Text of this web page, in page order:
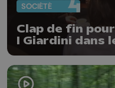
SOCIÉTÉ
Clap de fin
I Giardini dans